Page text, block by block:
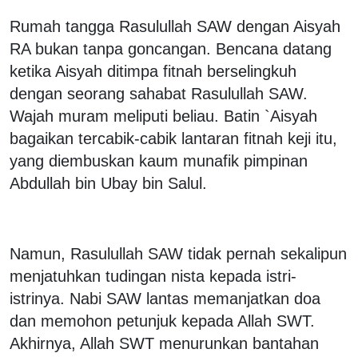
Rumah tangga Rasulullah SAW dengan Aisyah
RA bukan tanpa goncangan. Bencana datang
ketika Aisyah ditimpa fitnah berselingkuh
dengan seorang sahabat Rasulullah SAW.
Wajah muram meliputi beliau. Batin `Aisyah
bagaikan tercabik-cabik lantaran fitnah keji itu,
yang diembuskan kaum munafik pimpinan
Abdullah bin Ubay bin Salul.
Namun, Rasulullah SAW tidak pernah sekalipun
menjatuhkan tudingan nista kepada istri-
istrinya. Nabi SAW lantas memanjatkan doa
dan memohon petunjuk kepada Allah SWT.
Akhirnya, Allah SWT menurunkan bantahan